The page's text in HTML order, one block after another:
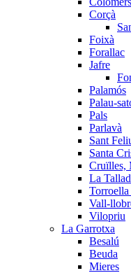
Corçà
Foixà
Forallac
Jafre
Palamós
Palau-
Pals
Parlavà
Sant
Santa
Cruïlles,
La
Vall-
Vilopriu
La Garrotxa
Besalú
Beuda
Mieres